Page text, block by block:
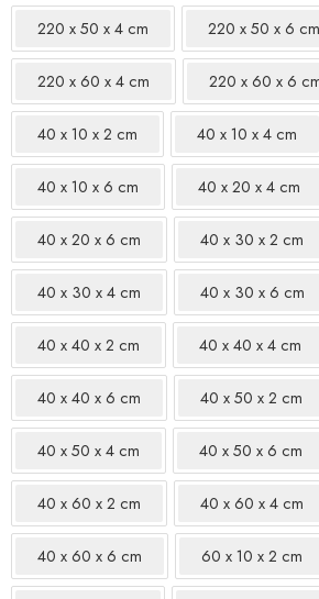
220 x 50 x 4 cm 220 x 50 x 6 cm
220 x 60 x 4 cm 220 x 60 x 6
40 x 10 x 2 cm 40 x 10 x 4 cm
40 x 10 x 6 cm 40 x 20 x 4 cm
40 x 20 x 6 cm 40 x 30 x 2 cm
40 x 30 x 4 cm 40 x 30 x 6 cm
40 x 40 x 2 cm 40 x 40 x 4 cm
40 x 40 x 6 cm 40 x 50 x 2 cm
40 x 50 x 4 cm 40 x 50 x 6 cm
40 x 60 x 2 cm 40 x 60 x 4 cm
40 x 60 x 6 cm 60 x 10 x 2 cm